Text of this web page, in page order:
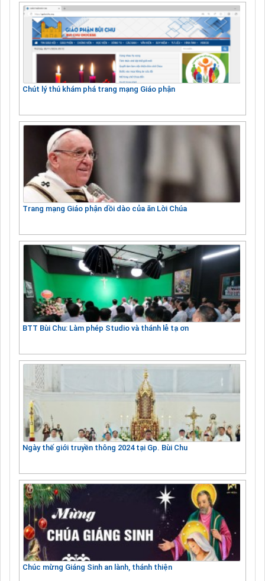
Chút lý thú khám phá trang mạng Giáo phận
Trang mạng Giáo phận dồi dào của ăn Lời Chúa
BTT Bùi Chu: Làm phép Studio và thánh lễ tạ ơn
Ngày thế giới truyền thông 2024 tại Gp. Bùi Chu
Chúc mừng Giáng Sinh an lành, thánh thiện